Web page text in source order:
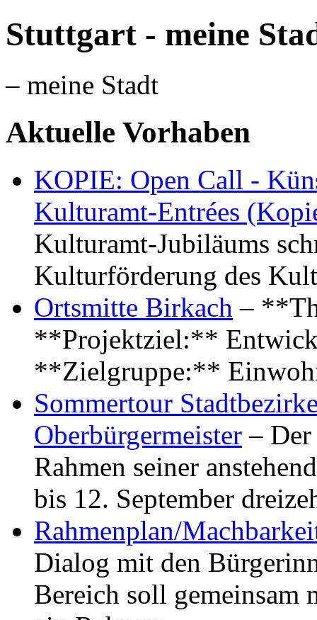
Stuttgart - meine
– meine Stadt
Aktuelle Vorhaben
KOPIE: Open Call -
Kulturamt-Entrées
Kulturamt-Jubiläums
Kulturförderung des
Ortsmitte Birkach –
**Projektziel:**
**Zielgruppe:**
Sommertour
Oberbürgermeister –
Rahmen seiner
bis 12. September
Rahmenplan/
Dialog mit den
Bereich soll gemeinsam